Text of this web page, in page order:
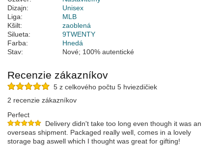
Dizajn:
Unisex
Liga:
MLB
Kšilt:
zaoblená
Silueta:
9TWENTY
Farba:
Hnedá
Stav:
Nové; 100% autentické
Recenzie zákazníkov
5 z celkového počtu 5 hviezdičiek
2 recenzie zákazníkov
Perfect
Delivery didn't take too long even though it was an
overseas shipment. Packaged really well, comes in a lovely
storage bag aswell which I thought was great for gifting!